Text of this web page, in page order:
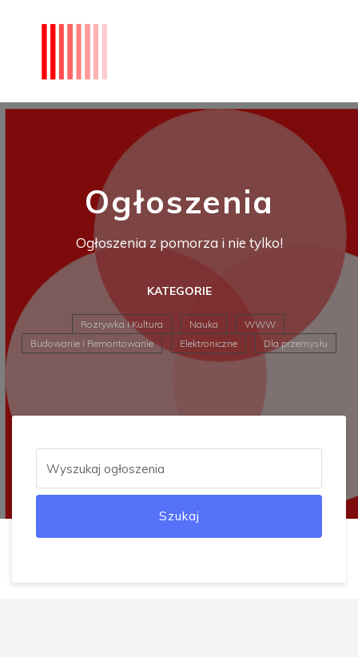
Ogłoszenia
Ogłoszenia z pomorza i nie tylko!
KATEGORIE
Rozrywka i Kultura Nauka
WWW
Budowanie i Remontowanie
Elektroniczne Dla przemysłu
Szukaj